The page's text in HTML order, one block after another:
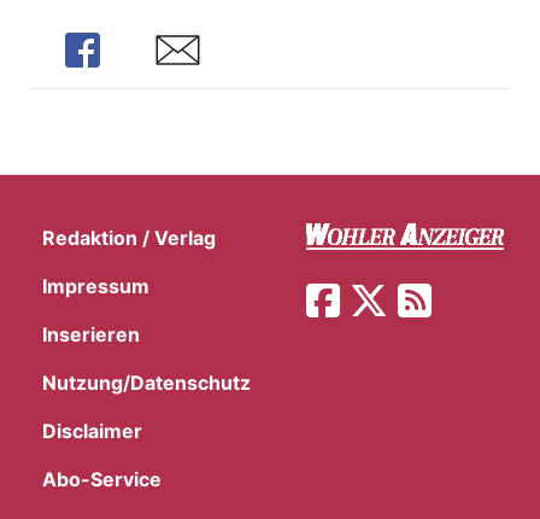
Share Share
Redaktion / Verlag
Impressum
Inserieren
Nutzung/Datenschutz
Disclaimer
Abo-Service